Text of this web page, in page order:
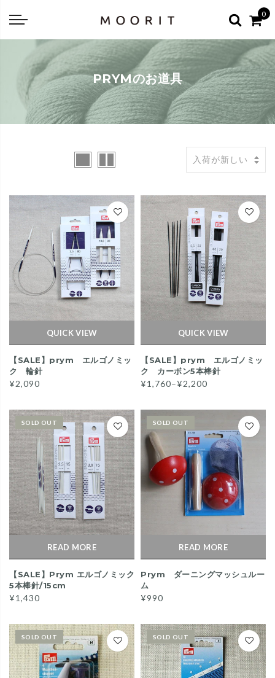
Back
about
編み物はじめて教室：かぎ針編
編み物はじめて教室：棒針編
Back
online shop
Tools & Notions
Knitting kit
0
PRYMのお道具
QUICK VIEW
【SALE】prym エルゴノミッ
ク 輪針
¥2,090
QUICK VIEW
【SALE】prym エルゴノミッ
ク カーボン5本棒針
¥1,760–¥2,200
SOLD OUT
READ MORE
【SALE】Prym エルゴノミック
5本棒針/15cm
¥1,430
SOLD OUT
READ MORE
Prym ダーニングマッシュルー
ム
¥990
SOLD OUT SOLD OUT